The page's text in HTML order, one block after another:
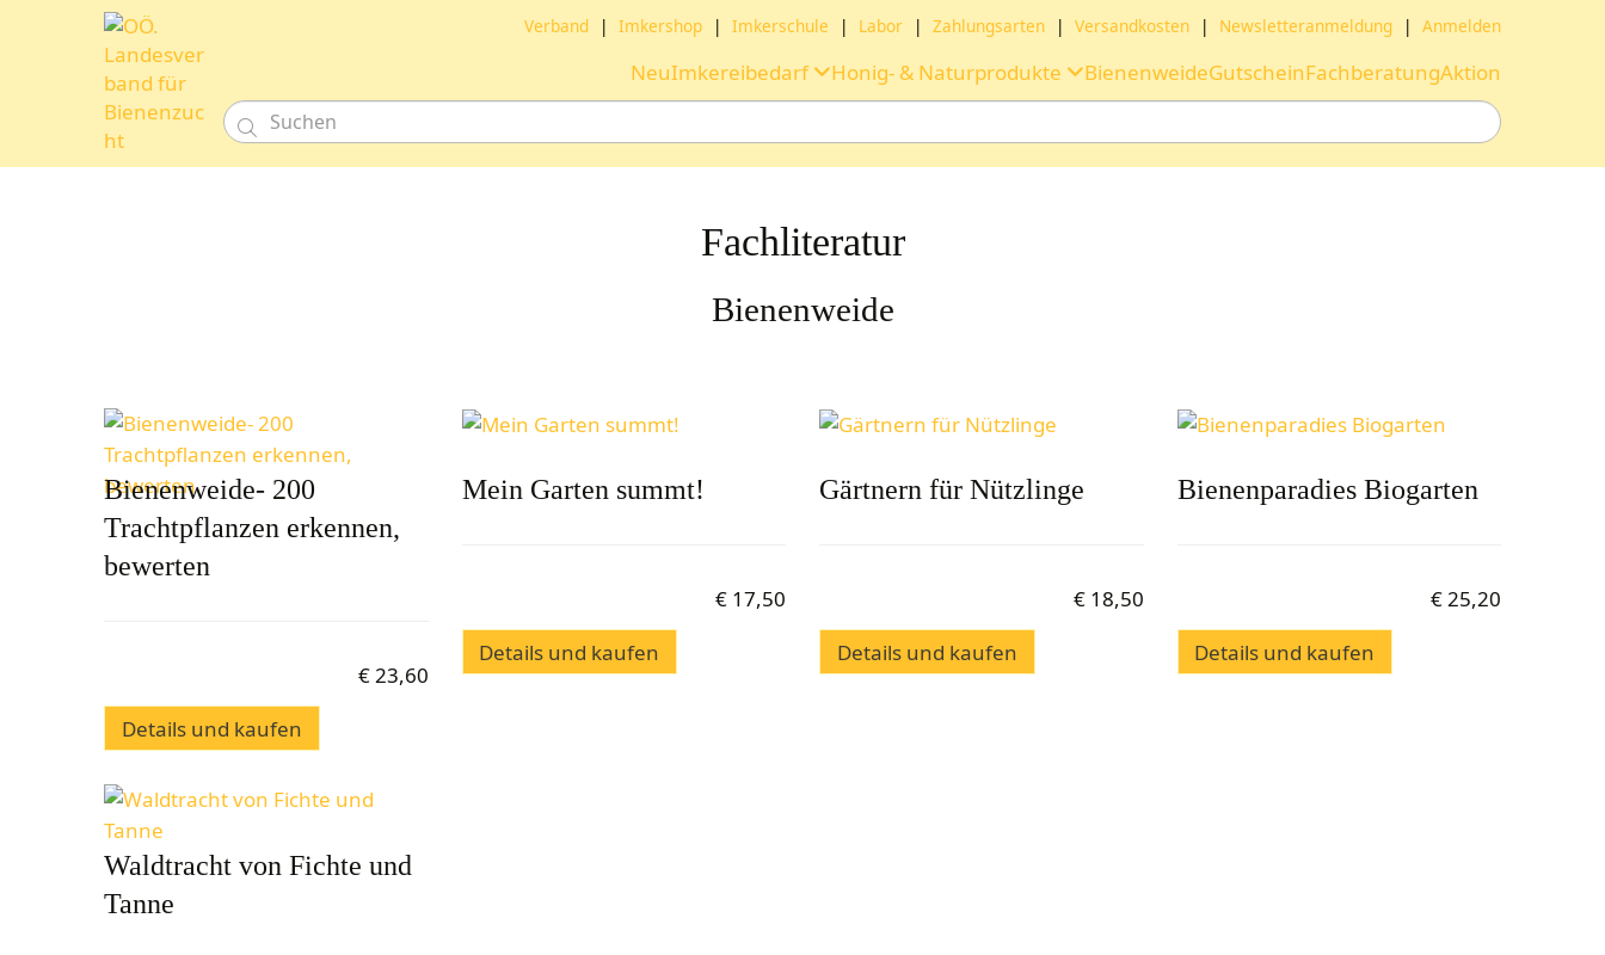
Verband | Imkershop | Imkerschule | Labor | Zahlungsarten | Versandkosten | Newsletteranmeldung | Anmelden
NeuImkereibedarf Honig- & Naturprodukte BienenweideGutscheinFachberatungAktion

Fachliteratur
Bienenweide
Bienenweide- 200
Trachtpflanzen erkennen,
bewerten
€23,60
Details und kaufen
Mein Garten summt!
€ 17,50
Details und kaufen
Gärtnern für Nützlinge
€ 18,50
Details und kaufen
Bienenparadies Biogarten
€25,20
Details und kaufen
Waldtracht von Fichte und
Tanne